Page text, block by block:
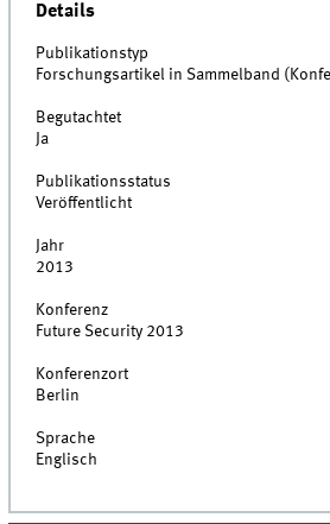
Details
Publikationstyp
Forschungsartikel in Sammelband
Begutachtet
Ja
Publikationsstatus
Veröffentlicht
Jahr
2013
Konferenz
Future Security 2013
Konferenzort
Berlin
Sprache
Englisch